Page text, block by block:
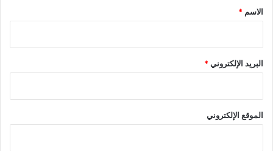
*
الاسم *
البريد الإلكتروني*
الموقع الإلكتروني